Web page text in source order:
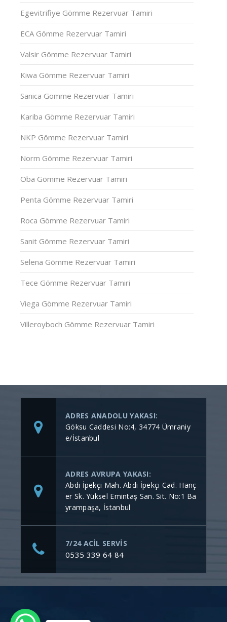
Egevitrifiye Gömme Rezervuar Tamiri
ECA Gömme Rezervuar Tamiri
Valsir Gömme Rezervuar Tamiri
Kiwa Gömme Rezervuar Tamiri
Sanica Gömme Rezervuar Tamiri
Kariba Gömme Rezervuar Tamiri
NKP Gömme Rezervuar Tamiri
Norm Gömme Rezervuar Tamiri
Oba Gömme Rezervuar Tamiri
Penta Gömme Rezervuar Tamiri
Roca Gömme Rezervuar Tamiri
Sanit Gömme Rezervuar Tamiri
Selena Gömme Rezervuar Tamiri
Tece Gömme Rezervuar Tamiri
Viega Gömme Rezervuar Tamiri
Villeroyboch Gömme Rezervuar Tamiri
ADRES ANADOLU YAKASI:
Göksu Caddesi No:4, 34774 Ümraniy
e/İstanbul
ADRES AVRUPA YAKASI:
Abdi İpekçi Mah. Abdi İpekçi Cad. Hanç
er Sk. Yüksel Emintaş San. Sit. No:1 Ba
yrampaşa, İstanbul
7/24 ACİL SERVİS
0535 339 64 84